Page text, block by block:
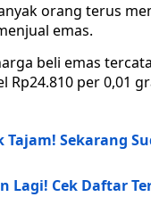
orang terus
emas.
beli emas
Rp24.810 per 0,01
Sekarang
Lagi! Cek Daftar